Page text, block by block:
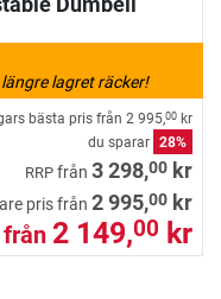
längre lagret räcker!
bästa pris från 2 995,00 kr
du sparar 28%
RRP från 3 298,00 kr
pris från 2 995,00 kr
från 2 149,00 kr